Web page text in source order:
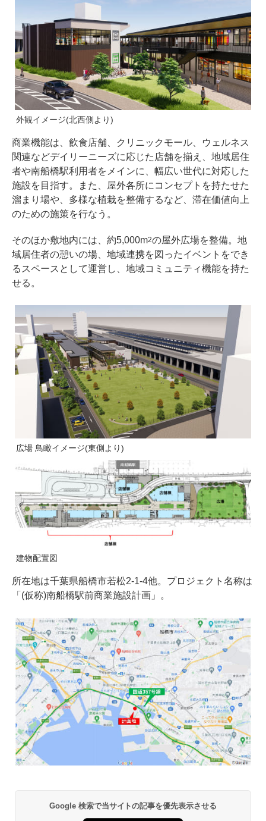
外観イメージ(北西側より)
商業機能は、飲食店舗、クリニックモール、ウェルネス
関連などデイリーニーズに応じた店舗を揃え、地域居住
者や南船橋駅利用者をメインに、幅広い世代に対応した
施設を目指す。また、屋外各所にコンセプトを持たせた
溜まり場や、多様な植栽を整備するなど、滞在価値向上
のための施策を行なう。
そのほか敷地内には、約5,000m2の屋外広場を整備。地
域居住者の憩いの場、地域連携を図ったイベントをでき
るスペースとして運営し、地域コミュニティ機能を持た
せる。
広場 鳥瞰イメージ(東側より)
建物配置図
所在地は千葉県船橋市若松2-1-4他。プロジェクト名称は
「(仮称)南船橋駅前商業施設計画」。
Google 検索で当サイトの記事を優先表示させる